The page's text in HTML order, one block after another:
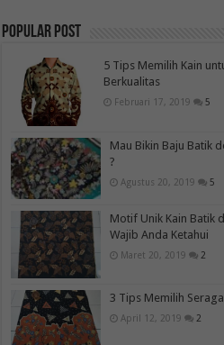
Popular Post
5 Tips Memilih Kain
Berkualitas
Februari 17, 2019 5
Mau Bikin Baju Batik
?
Agustus 20, 2019 5
Motif Unik Kain Batik
Wajib Anda Ketahui
Maret 20, 2019 2
3 Tips Memilih
April 12, 2019 2